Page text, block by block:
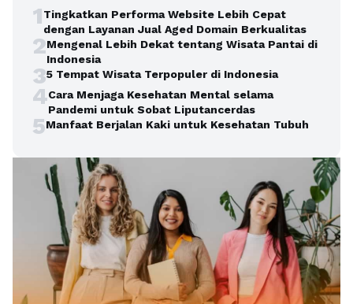
1Tingkatkan Performa Website Lebih Cepat
dengan Layanan Jual Aged Domain Berkualitas
2Mengenal Lebih Dekat tentang Wisata Pantai di
Indonesia
35 Tempat Wisata Terpopuler di Indonesia
4Cara Menjaga Kesehatan Mental selama
Pandemi untuk Sobat Liputancerdas
5Manfaat Berjalan Kaki untuk Kesehatan Tubuh